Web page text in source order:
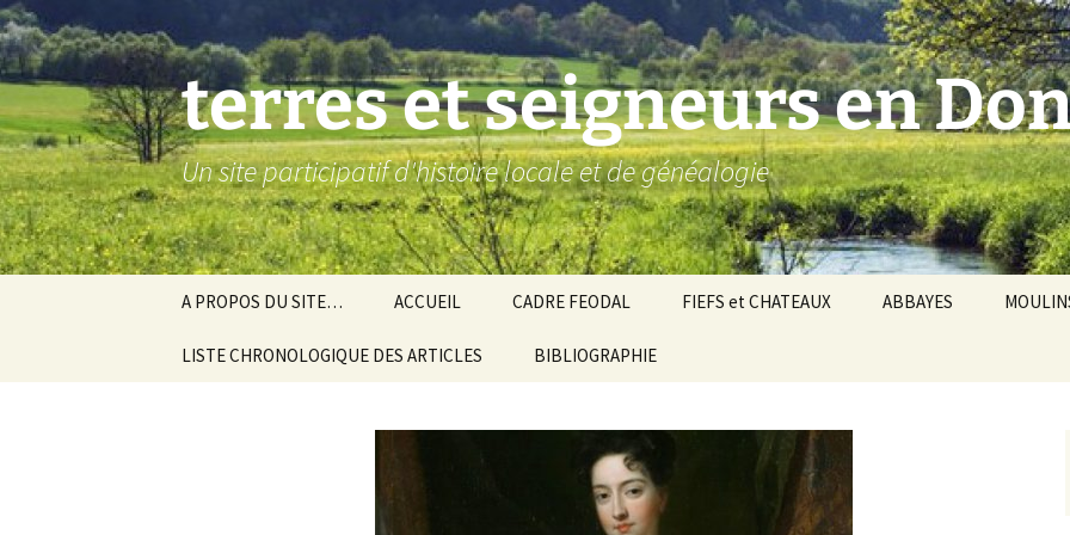
Aller
au
contenu
terres et seigneurs en
Un site participatif d'histoire locale et de généalogie
A PROPOS DU SITE… ACCUEIL CADRE FEODAL
Baronnie de Donzy
Comté-duché de Nevers
Grands fiefs voisins Baronnie de Toucy
FIEFS et CHATEAUX ABBAYES
LISTE CHRONOLOGIQUE DES ARTICLES BIBLIOGRAPHIE